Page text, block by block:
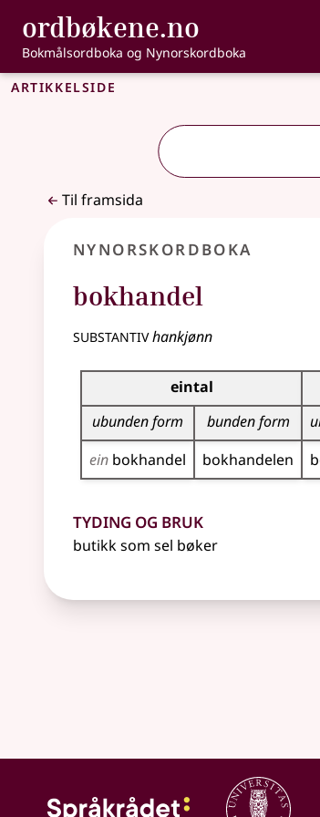
Gå til hovudinnhald
Tilgjenge
ordbøkene.no ,
Bokmålsordboka og Nynorskordboka
Artikkelside
Til framsida
Nynorskordboka
bokhandel
substantivhankjønn
Bøyningstabell for dette
eintal
ubunden form
bunden form
ein bokhandel bokhandelen
Tyding og bruk
butikk som sel bøker